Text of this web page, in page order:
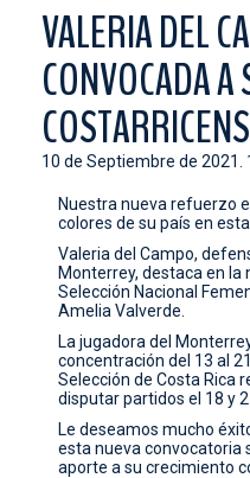
TIENDA
ESTADIO
PRENSA
CONTACTO
VALERIA DEL
CONVOCADA A
10 de Septiembre de 2021.
Nuestra nueva refuerzo
colores de su país en
Valeria del Campo,
Monterrey, destaca en la
Selección Nacional
Amelia Valverde.
La jugadora del
concentración del 13 al
Selección de Costa Rica
disputar partidos el 18 y
Le deseamos mucho
esta nueva convocatoria
aporte a su crecimiento